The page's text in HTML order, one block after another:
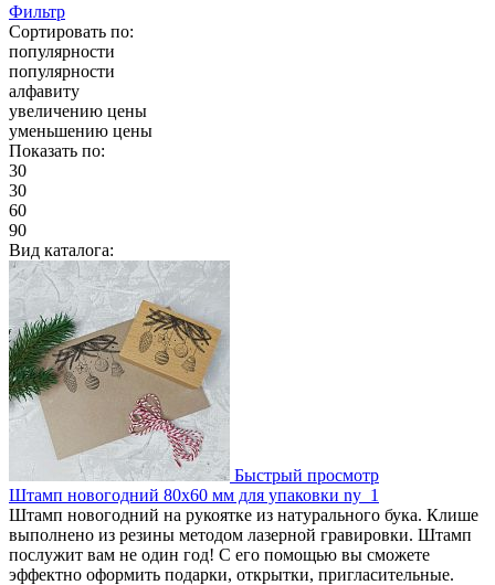
Фильтр
Сортировать по:
популярности
популярности
алфавиту
увеличению цены
уменьшению цены
Показать по:
30
30
60
90
Вид каталога:
Быстрый просмотр
Штамп новогодний 80х60 мм для упаковки ny_1
Штамп новогодний на рукоятке из натурального бука. Клише
выполнено из резины методом лазерной гравировки. Штамп
послужит вам не один год! С его помощью вы сможете
эффектно оформить подарки, открытки, пригласительные.